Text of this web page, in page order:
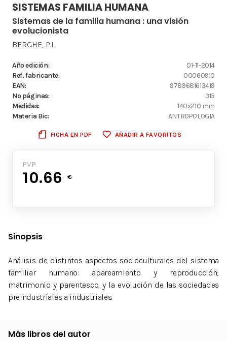
SISTEMAS FAMILIA HUMANA
Sistemas de la familia humana : una visión
evolucionista
BERGHE, P.L.
Año edición:
01-11-2014
Ref. fabricante:
00060910
EAN:
9789681613419
Nº páginas:
315
Medidas:
140x210 mm
Materia Bic:
ANTROPOLOGIA
FICHA EN PDF AÑADIR A FAVORITOS
PVP
10.66 €
Sinopsis
Análisis de distintos aspectos socioculturales del sistema
familiar humano: apareamiento y reproducción;
matrimonio y parentesco, y la evolución de las sociedades
preindustriales a industriales.
Más libros del autor